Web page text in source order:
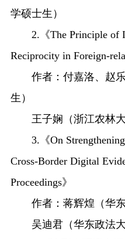
学硕士生）
2.《The Principle of
Reciprocity in Foreign-
作者：付嘉洛、赵乐
生）
王子娴（浙江农林大
3.《On Strengthening
Cross-Border Digital
Proceedings》
作者：蒋辉煌（华东
吴迪君（华东政法大